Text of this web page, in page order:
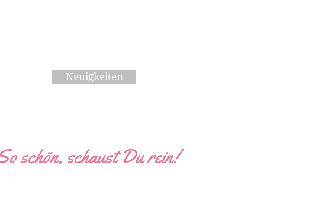
Neuigkeiten
schön, schaust Du rein!